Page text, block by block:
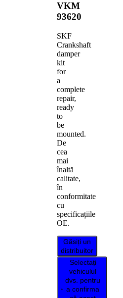
VKM
93620
SKF
Crankshaft
damper
kit
for
a
complete
repair,
ready
to
be
mounted.
De
cea
mai
înaltă
calitate,
în
conformitate
cu
specificațiile
OE.
Găsiți un
distribuitor
Selectați
vehiculul
dvs. pentru
a confirma